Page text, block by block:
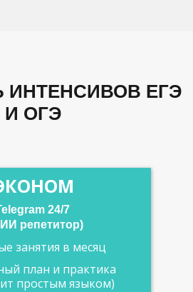
ИНТЕНСИВОВ ЕГЭ
И ОГЭ
24/7
репетитор)
занятия в месяц
план и практика
простым языком)